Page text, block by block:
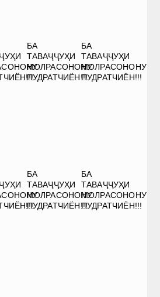
БА
ТАВАҶҶУҲИ
МОЛРАСОНОНУ
ПУДРАТЧИЁН!!!
БА
ТАВАҶҶУҲИ
МОЛРАСОНОНУ
ПУДРАТЧИЁН!!!
БА
ТАВАҶҶУҲИ
МОЛРАСОНОНУ
ПУДРАТЧИЁН!!!
БА
ТАВАҶҶУҲИ
МОЛРАСОНОНУ
ПУДРАТЧИЁН!!!